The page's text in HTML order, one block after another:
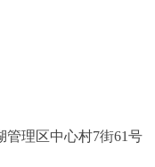
管理区中心村7街61号